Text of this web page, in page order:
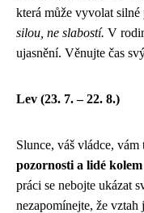
která může vyvolat
silou, ne slabostí. V
ujasnění. Věnujte čas
Lev (23. 7. – 22. 8.)
Slunce, váš vládce,
pozornosti a lidé
práci se nebojte ukázat
nezapomínejte, že